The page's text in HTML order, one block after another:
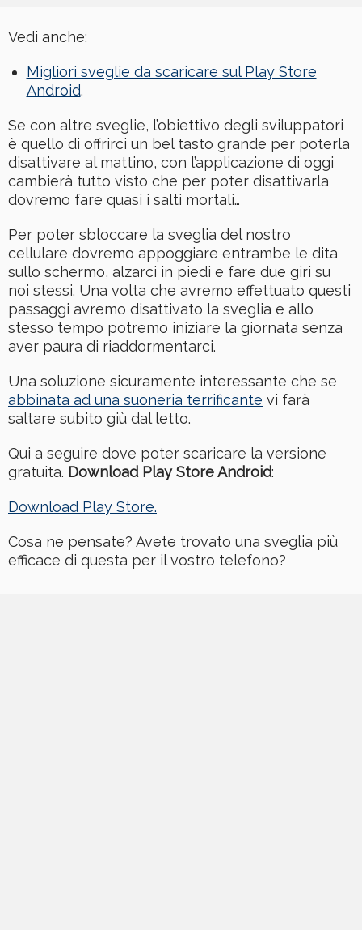
Vedi anche:
Migliori sveglie da scaricare sul Play Store
Android.
Se con altre sveglie, l’obiettivo degli sviluppatori
è quello di offrirci un bel tasto grande per poterla
disattivare al mattino, con l’applicazione di oggi
cambierà tutto visto che per poter disattivarla
dovremo fare quasi i salti mortali…
Per poter sbloccare la sveglia del nostro
cellulare dovremo appoggiare entrambe le dita
sullo schermo, alzarci in piedi e fare due giri su
noi stessi. Una volta che avremo effettuato questi
passaggi avremo disattivato la sveglia e allo
stesso tempo potremo iniziare la giornata senza
aver paura di riaddormentarci.
Una soluzione sicuramente interessante che se
abbinata ad una suoneria terrificante vi farà
saltare subito giù dal letto.
Qui a seguire dove poter scaricare la versione
gratuita. Download Play Store Android:
Download Play Store.
Cosa ne pensate? Avete trovato una sveglia più
efficace di questa per il vostro telefono?